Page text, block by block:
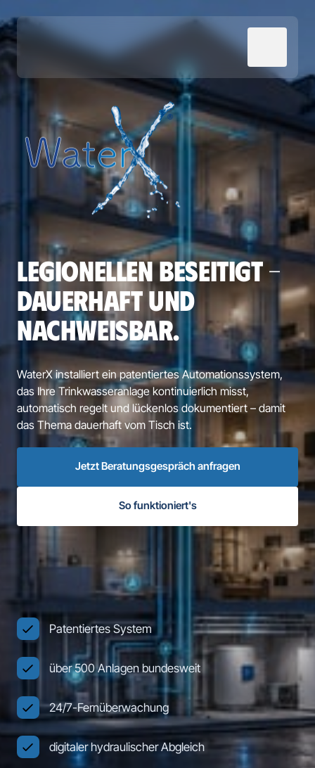
LEGIONELLEN BESEITIGT –
DAUERHAFT UND
NACHWEISBAR.
WaterX installiert ein patentiertes Automationssystem,
das Ihre Trinkwasseranlage kontinuierlich misst,
automatisch regelt und lückenlos dokumentiert – damit
das Thema dauerhaft vom Tisch ist.
Jetzt Beratungsgespräch anfragen
So funktioniert's
Patentiertes System
über 500 Anlagen bundesweit
24/7-Fernüberwachung
digitaler hydraulischer Abgleich